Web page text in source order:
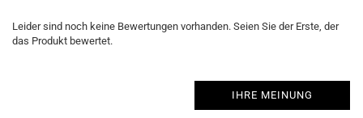
Leider sind noch keine Bewertungen vorhanden. Seien Sie der Erste, der
das Produkt bewertet.
IHRE MEINUNG